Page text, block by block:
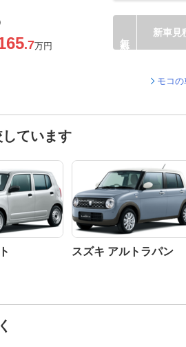
.7万円
新車見
モコ
ています
スズキ アルトラパン